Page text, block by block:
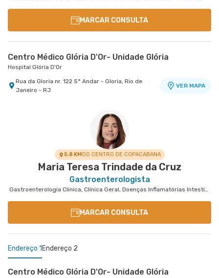
MARCAR CONSULTA
Centro Médico Glória D'Or- Unidade Glória
Hospital Glória D'Or
Rua da Gloria nr. 122 5° Andar - Gloria, Rio de
Janeiro - RJ
VER MAPA
5.8 KMDO CENTRO DE COPACABANA
Maria Teresa Trindade da Cruz
Gastroenterologista
Gastroenterologia Clinica, Clínica Geral, Doenças Inflamatórias Intestinais
MARCAR CONSULTA
Endereço 1 Endereço 2
Centro Médico Glória D'Or- Unidade Glória